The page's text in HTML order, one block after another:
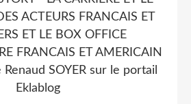
ACTEURS FRANCAIS ET
ET LE BOX OFFICE
FRANCAIS ET AMERICAIN
Renaud SOYER sur le portail
Eklablog